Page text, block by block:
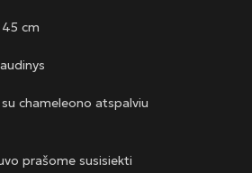
cm
chameleono atspalviu
prašome susisiekti